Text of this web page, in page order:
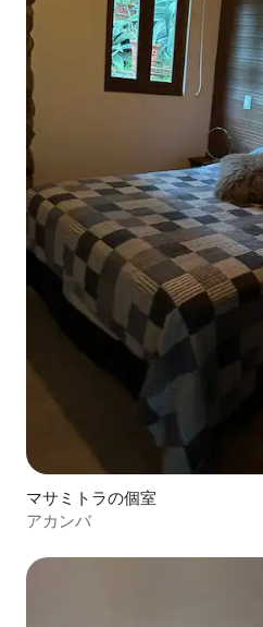
マサミトラの個室
アカンバ